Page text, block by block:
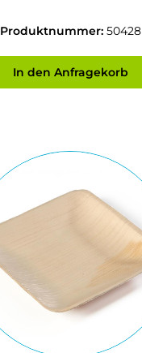
Produktnummer: 50428
In den Anfragekorb